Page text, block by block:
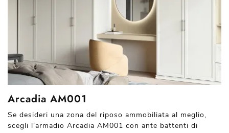
Arcadia AM001
Se desideri una zona del riposo ammobiliata al meglio,
scegli l'armadio Arcadia AM001 con ante battenti di